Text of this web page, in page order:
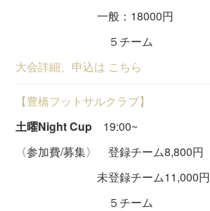
一般：18000円
５チーム
大会詳細、申込は こちら
【豊橋フットサルクラブ】
土曜Night Cup 19:00~
〈参加費/募集〉 登録チーム8,800円
未登録チーム11,000円
５チーム